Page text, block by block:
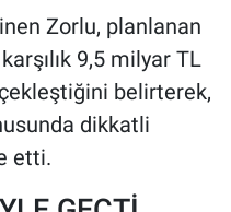
Zorlu, planlanan
9,5 milyar TL
belirterek,
dikkatli
etti.